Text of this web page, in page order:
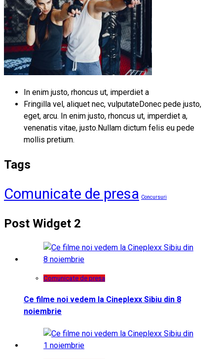
In enim justo, rhoncus ut, imperdiet a
Fringilla vel, aliquet nec, vulputateDonec pede justo,
eget, arcu. In enim justo, rhoncus ut, imperdiet a,
venenatis vitae, justo.Nullam dictum felis eu pede
mollis pretium.
Tags
Comunicate de presa Concursuri
Post Widget 2
Comunicate de presa
Ce filme noi vedem la Cineplexx Sibiu din 8
noiembrie